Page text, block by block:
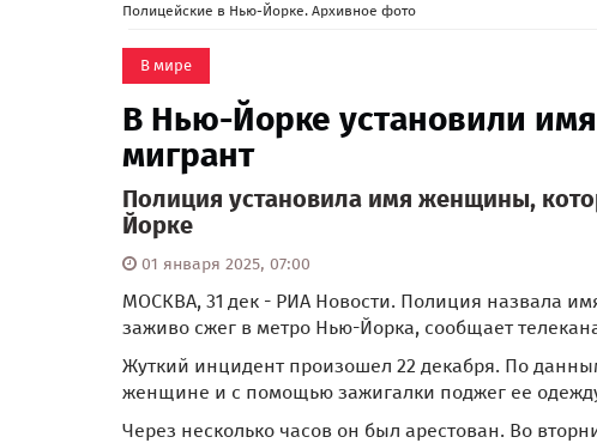
Полицейские в Нью-Йорке. Архивное фото
В мире
В Нью-Йорке установили
мигрант
Полиция установила имя женщины,
Йорке
01 января 2025, 07:00
МОСКВА, 31 дек - РИА Новости. Полиция назвала
заживо сжег в метро Нью-Йорка, сообщает
Жуткий инцидент произошел 22 декабря. По
женщине и с помощью зажигалки поджег ее
Через несколько часов он был арестован. Во